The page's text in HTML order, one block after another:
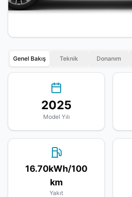
Genel Bakış Teknik Donanım
2025
Model Yılı
16.70kWh/100
km
Yakıt